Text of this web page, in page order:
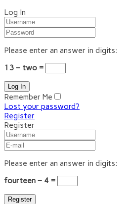
Log In
Please enter an answer in digits:
13 − two =
Remember Me
Lost your password?
Register
Register
Please enter an answer in digits:
fourteen − 4 =